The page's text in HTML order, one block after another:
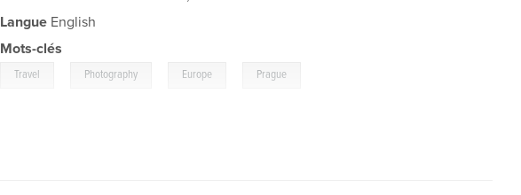
Langue English
Mots-clés
Travel Photography Europe Prague